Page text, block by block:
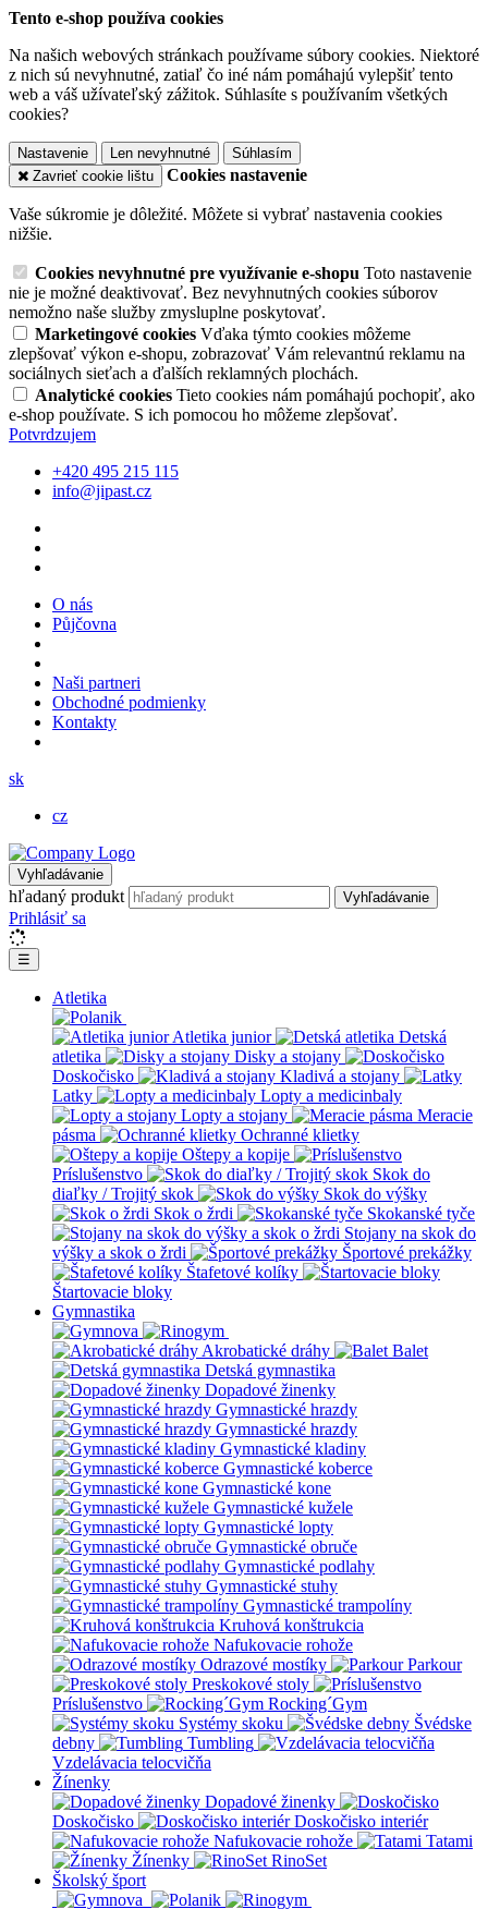
Tento e-shop používa cookies
Na našich webových stránkach používame súbory cookies. Niektoré
z nich sú nevyhnutné, zatiaľ čo iné nám pomáhajú vylepšiť tento
web a váš užívateľský zážitok. Súhlasíte s používaním všetkých
cookies?
Nastavenie Len nevyhnutné
Súhlasím
Zavrieť cookie lištu
Cookies nastavenie
Vaše súkromie je dôležité. Môžete si vybrať nastavenia cookies
nižšie.
Cookies nevyhnutné pre využívanie e-shopu Toto nastavenie
nie je možné deaktivovať. Bez nevyhnutných cookies súborov
nemožno naše služby zmysluplne poskytovať.
Marketingové cookies Vďaka týmto cookies môžeme
zlepšovať výkon e-shopu, zobrazovať Vám relevantnú reklamu na
sociálnych sieťach a ďalších reklamných plochách.
Analytické cookies Tieto cookies nám pomáhajú pochopiť, ako
e-shop používate. S ich pomocou ho môžeme zlepšovať.
Potvrdzujem
+420 495 215 115
info@jipast.cz
O nás
Půjčovna
Naši partneri
Obchodné podmienky
Kontakty
sk
cz
Vyhľadávanie
hľadaný produkt Vyhľadávanie
Prihlásiť sa
☰
Atletika
Atletika junior
Detská
atletika
Disky a stojany
Doskočisko
Kladivá a stojany
Latky
Lopty a medicinbaly
Lopty a stojany
Meracie
pásma
Ochranné klietky
Oštepy a kopije
Príslušenstvo
Skok do
diaľky / Trojitý skok
Skok do výšky
Skok o žrdi
Skokanské tyče
Stojany na skok do
výšky a skok o žrdi
Športové prekážky
Štafetové kolíky
Štartovacie bloky
Gymnastika
Akrobatické dráhy
Balet
Detská gymnastika
Dopadové žinenky
Gymnastické hrazdy
Gymnastické hrazdy
Gymnastické kladiny
Gymnastické koberce
Gymnastické kone
Gymnastické kužele
Gymnastické lopty
Gymnastické obruče
Gymnastické podlahy
Gymnastické stuhy
Gymnastické trampolíny
Kruhová konštrukcia
Nafukovacie rohože
Odrazové mostíky
Parkour
Preskokové stoly
Príslušenstvo
Rocking´Gym
Systémy skoku
Švédske
debny
Tumbling
Vzdelávacia telocvičňa
Žínenky
Dopadové žinenky
Doskočisko
Doskočisko interiér
Nafukovacie rohože
Tatami
Žínenky
RinoSet
Školský šport